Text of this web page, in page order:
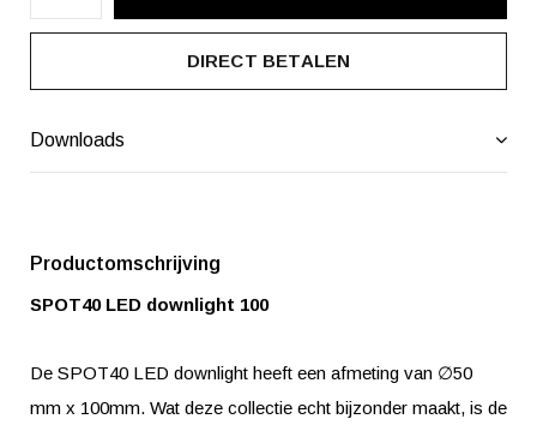
DIRECT BETALEN
Downloads
Productomschrijving
SPOT40 LED downlight 100
De SPOT40 LED downlight heeft een afmeting van ∅50
mm x 100mm. Wat deze collectie echt bijzonder maakt, is de